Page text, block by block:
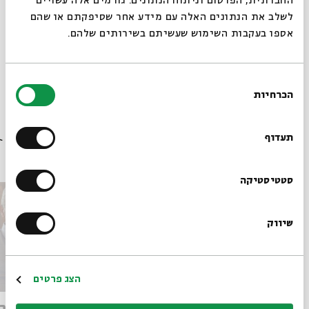
לשלב את הנתונים האלה עם מידע אחר שסיפקתם או שהם
אספו בעקבות השימוש שעשיתם בשירותים שלהם.
הסכמה
הכרחיות
תעדוף
סטטיסטיקה
שיווק
הצג פרטים
שיתוף